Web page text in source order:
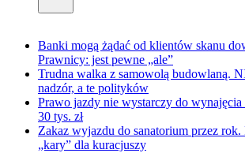
Banki mogą żądać od klientów skanu
Prawnicy: jest pewne „ale”
Trudna walka z samowolą budowlaną.
nadzór, a te polityków
Prawo jazdy nie wystarczy do
30 tys. zł
Zakaz wyjazdu do sanatorium przez rok.
„kary” dla kuracjuszy